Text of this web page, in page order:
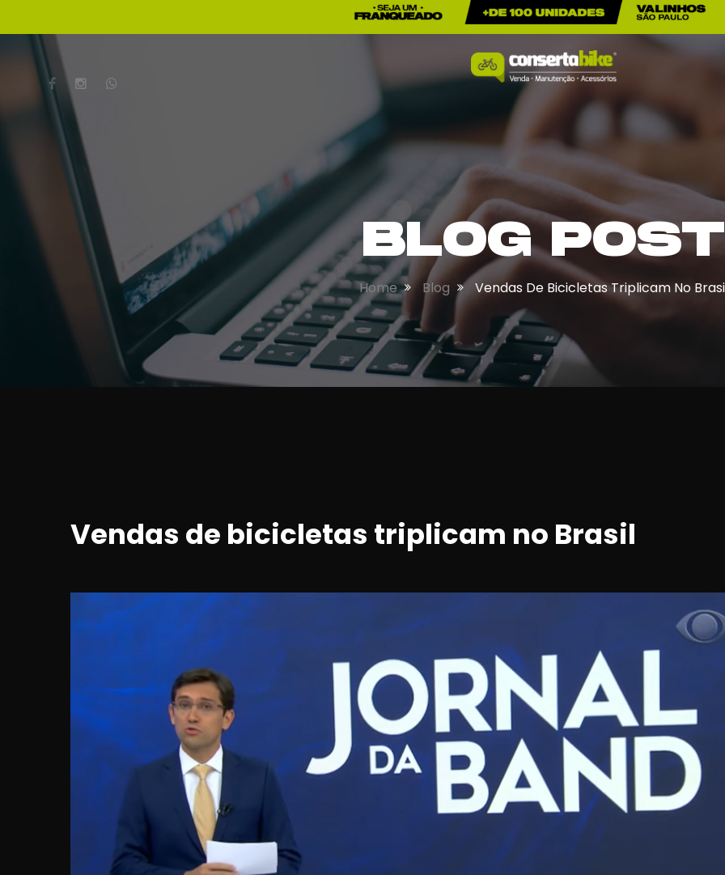
BLOG POST
Home Blog Vendas De Bicicletas Triplicam No
Vendas de bicicletas triplicam no Brasil